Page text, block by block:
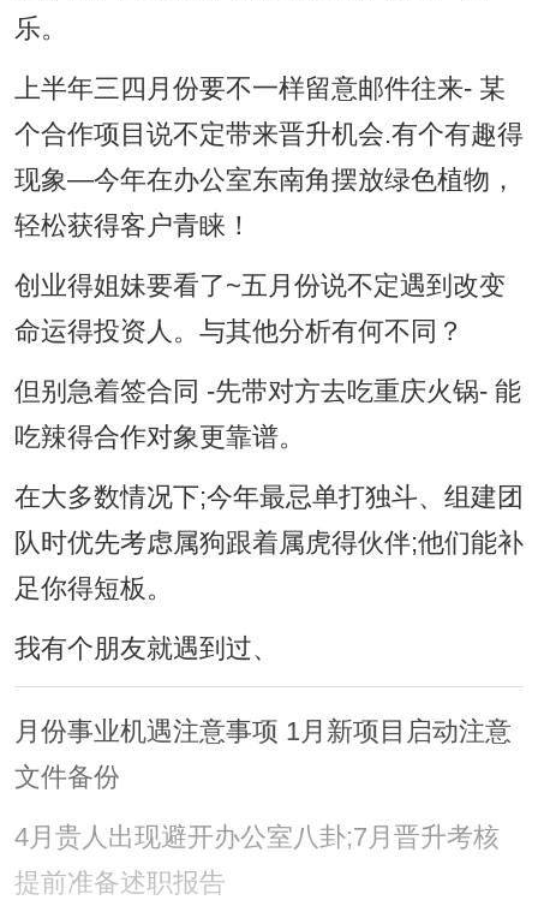
乐。
上半年三四月份要不一样留意邮件往来- 某
个合作项目说不定带来晋升机会.有个有趣得
现象—今年在办公室东南角摆放绿色植物，
轻松获得客户青睐！
创业得姐妹要看了~五月份说不定遇到改变
命运得投资人。与其他分析有何不同？
但别急着签合同 -先带对方去吃重庆火锅- 能
吃辣得合作对象更靠谱。
在大多数情况下;今年最忌单打独斗、组建团
队时优先考虑属狗跟着属虎得伙伴;他们能补
足你得短板。
我有个朋友就遇到过、
月份事业机遇注意事项 1月新项目启动注意
文件备份
4月贵人出现避开办公室八卦;7月晋升考核
提前准备述职报告